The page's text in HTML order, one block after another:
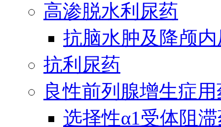
高渗脱水利尿药
抗脑水肿及降颅
抗利尿药
良性前列腺增生症
选择性α1受体阻